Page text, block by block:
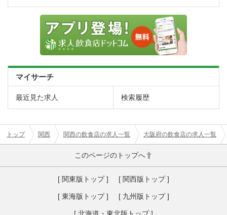
マイサーチ
最近見た求人 検索履歴
トップ 関西 関西の飲食店の求人一覧 大阪府の飲食店の求人一覧
このページのトップへ
[ 関東版トップ ] [ 関西版トップ ]
[ 東海版トップ ] [ 九州版トップ ]